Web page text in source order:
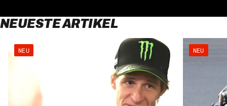
NEUESTE ARTIKEL
NEU NEU